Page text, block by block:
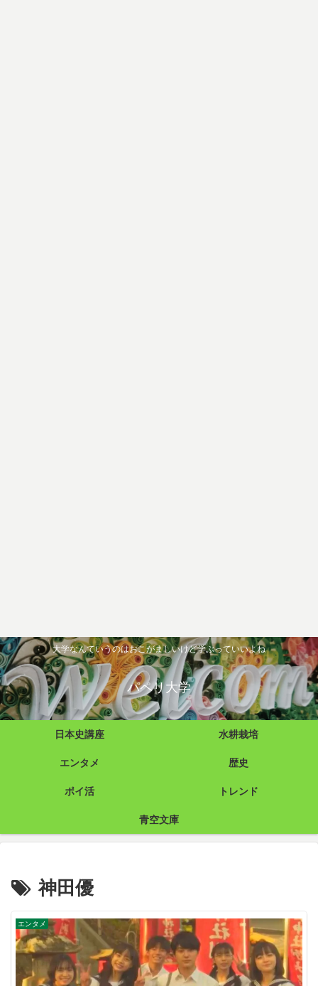
大学なんていうのはおこがましいけど学ぶっていいよね
パペリ大学
日本史講座 水耕栽培
エンタメ 歴史
ポイ活 トレンド
青空文庫
神田優
エンタメ